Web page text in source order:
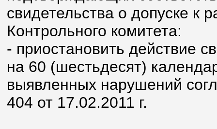
свидетельства о допуске к
Контрольного комитета:
- приостановить действие
на 60 (шестьдесят)
выявленных нарушений
404 от 17.02.2011 г.